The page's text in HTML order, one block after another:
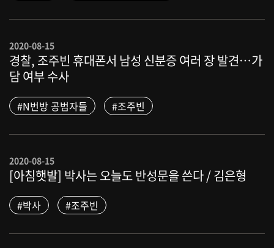
2020-08-15
경찰, 조주빈 휴대폰서 남성 신분증 여러 장 발견…가
담 여부 수사
#N번방 공범자들 #조주빈
2020-08-15
[아침햇발] 박사는 오늘도 반성문을 쓴다 / 김은형
#박사 #조주빈